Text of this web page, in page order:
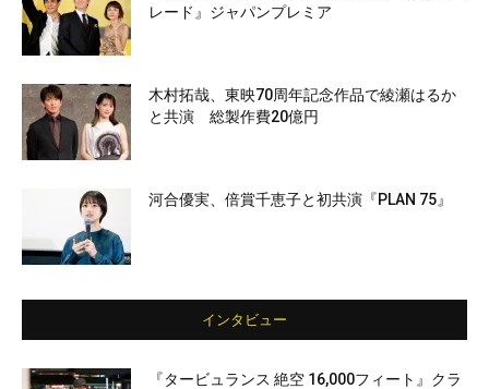
レード』ジャパンプレミア
木村拓哉、東映70周年記念作品で綾瀬はるか
と共演 総製作費20億円
河合優実、倍賞千恵子と初共演『PLAN 75』
インタビュー
『タービュランス 絶空 16,000フィート』クラ